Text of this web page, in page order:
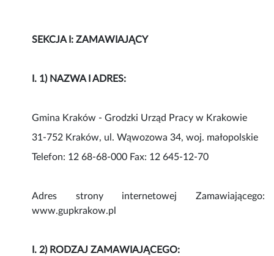
SEKCJA I: ZAMAWIAJĄCY
I. 1) NAZWA I ADRES:
Gmina Kraków - Grodzki Urząd Pracy w Krakowie
31-752 Kraków, ul. Wąwozowa 34, woj. małopolskie
Telefon: 12 68-68-000 Fax: 12 645-12-70
Adres strony internetowej Zamawiającego:
www.gupkrakow.pl
I. 2) RODZAJ ZAMAWIAJĄCEGO: